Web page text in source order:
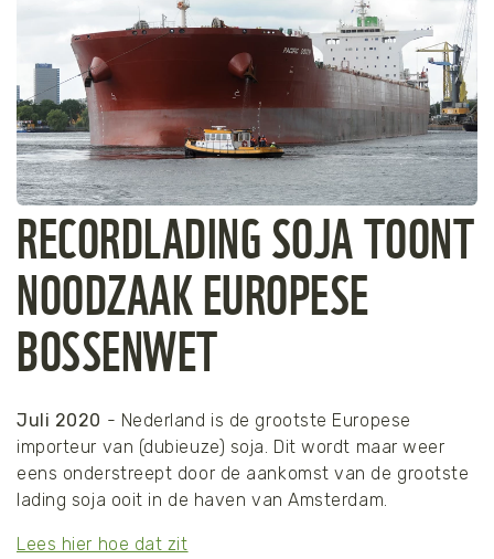
RECORDLADING SOJA TOONT
NOODZAAK EUROPESE
BOSSENWET
Juli 2020 - Nederland is de grootste Europese
importeur van (dubieuze) soja. Dit wordt maar weer
eens onderstreept door de aankomst van de grootste
lading soja ooit in de haven van Amsterdam.
Lees hier hoe dat zit